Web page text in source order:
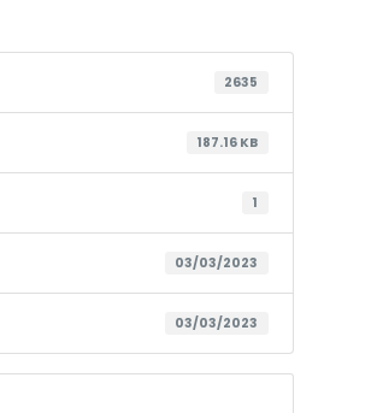
2635
187.16 KB
1
03/03/2023
03/03/2023